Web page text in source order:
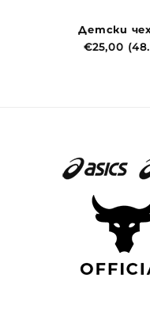
Детски
Редовна
€25,00